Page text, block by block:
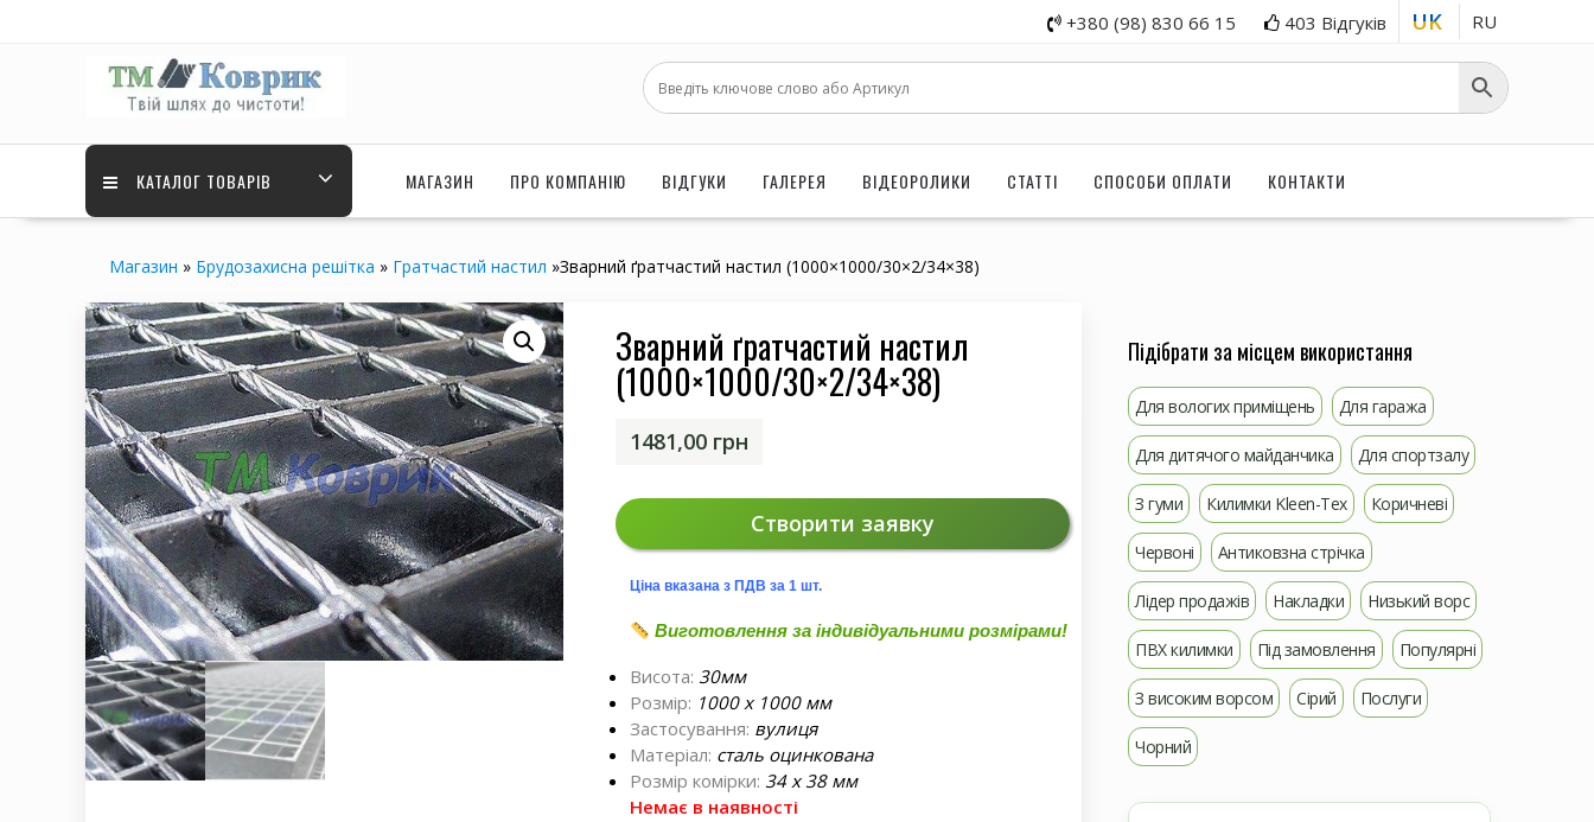
+380 (98) 830 66 15 403 Відгуків UK RU
КАТАЛОГ ТОВАРІВ МАГАЗИН ПРО КОМПАНІЮ ВІДГУКИ ГАЛЕРЕЯ ВІДЕОРОЛИКИ СТАТТІ СПОСОБИ ОПЛАТИ КОНТАКТИ
Магазин » Брудозахисна решітка » Гратчастий настил »Зварний ґратчастий настил (1000×1000/30×2/34×38)
Зварний ґратчастий настил
(1000×1000/30×2/34×38)
1481,00 грн
Створити заявку
Ціна вказана з ПДВ за 1 шт.
Виготовлення за індивідуальними розмірами!
Висота: 30мм
Розмір: 1000 х 1000 мм
Застосування: вулиця
Матеріал: сталь оцинкована
Розмір комірки: 34 х 38 мм
Немає в наявності
Підібрати за місцем використання
Для вологих приміщень Для гаража
Для дитячого майданчика Для спортзалу
З гуми Килимки Kleen-Tex Коричневі
Червоні Антиковзна стрічка
Лідер продажів Накладки Низький ворс
ПВХ килимки Під замовлення Популярні
З високим ворсом Сірий Послуги
Чорний